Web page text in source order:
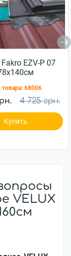
EZV-P 07
товара: 68006
4 725 грн.
Купить
VELUX